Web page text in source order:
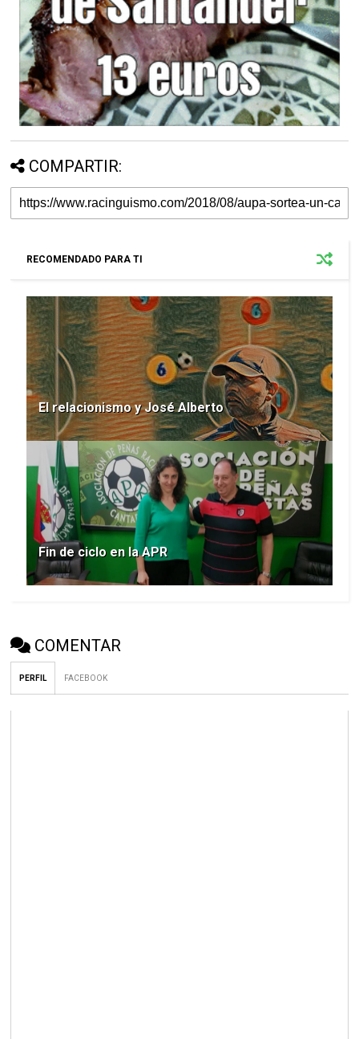
COMPARTIR:
RECOMENDADO PARA TI
El relacionismo y José Alberto
Fin de ciclo en la APR
COMENTAR
PERFIL FACEBOOK